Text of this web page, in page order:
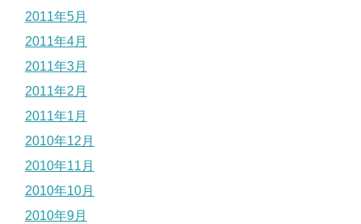
2011年5月
2011年4月
2011年3月
2011年2月
2011年1月
2010年12月
2010年11月
2010年10月
2010年9月